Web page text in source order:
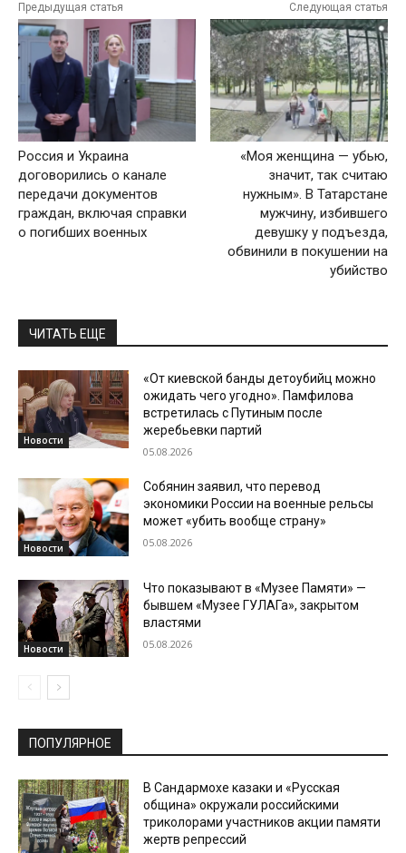
Предыдущая статья
Россия и Украина
договорились о канале
передачи документов
граждан, включая справки
о погибших военных
Следующая статья
«Моя женщина — убью,
значит, так считаю
нужным». В Татарстане
мужчину, избившего
девушку у подъезда,
обвинили в покушении на
убийство
ЧИТАТЬ ЕЩЕ
Новости
«От киевской банды детоубийц можно
ожидать чего угодно». Памфилова
встретилась с Путиным после
жеребьевки партий
05.08.2026
Новости
Собянин заявил, что перевод
экономики России на военные рельсы
может «убить вообще страну»
05.08.2026
Новости
Что показывают в «Музее Памяти» —
бывшем «Музее ГУЛАГа», закрытом
властями
05.08.2026
ПОПУЛЯРНОЕ
В Сандармохе казаки и «Русская
община» окружали российскими
триколорами участников акции памяти
жертв репрессий